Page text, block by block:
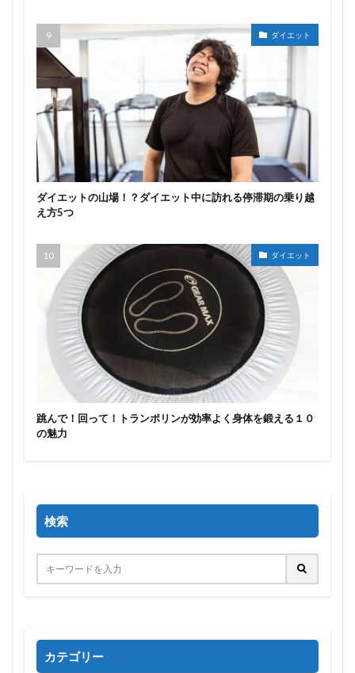
ダイエット
ダイエットの山場！？ダイエット中に訪れる停滞期の乗り越
え方5つ
ダイエット
跳んで！回って！トランポリンが効率よく身体を鍛える１０
の魅力
検索
カテゴリー